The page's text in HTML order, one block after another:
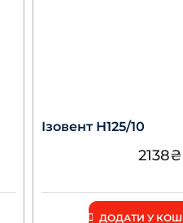
Ізовент Н125/10
2138₴
ДОДАТИ У